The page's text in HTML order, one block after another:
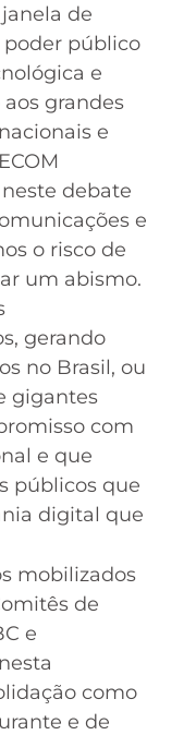
de
público
e
grandes
e
debate
e
o risco de
um abismo.
gerando
no Brasil, ou
gigantes
com
e que
públicos que
digital que
mobilizados
de
e
como
e de